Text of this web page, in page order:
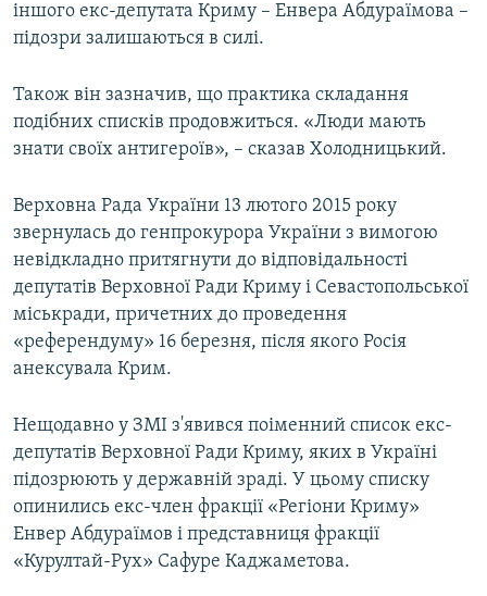
іншого екс-депутата Криму – Енвера Абдураїмова –
підозри залишаються в силі.
Також він зазначив, що практика складання
подібних списків продовжиться. «Люди мають
знати своїх антигероїв», – сказав Холодницький.
Верховна Рада України 13 лютого 2015 року
звернулась до генпрокурора України з вимогою
невідкладно притягнути до відповідальності
депутатів Верховної Ради Криму і Севастопольської
міськради, причетних до проведення
«референдуму» 16 березня, після якого Росія
анексувала Крим.
Нещодавно у ЗМІ з'явився поіменний список екс-
депутатів Верховної Ради Криму, яких в Україні
підозрюють у державній зраді. У цьому списку
опинились екс-член фракції «Регіони Криму»
Енвер Абдураїмов і представниця фракції
«Курултай-Рух» Сафуре Каджаметова.